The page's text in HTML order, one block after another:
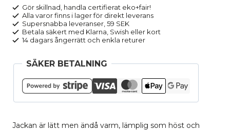
ullfleece
blå
melerad
mängd
Gör skillnad, handla certifierat eko+fair!
Alla varor finns i lager för direkt leverans
Supersnabba leveranser, 59 SEK
Betala säkert med Klarna, Swish eller kort
14 dagars ångerrätt och enkla returer
SÄKER BETALNING
Jackan är lätt men ändå varm, lämplig som höst och